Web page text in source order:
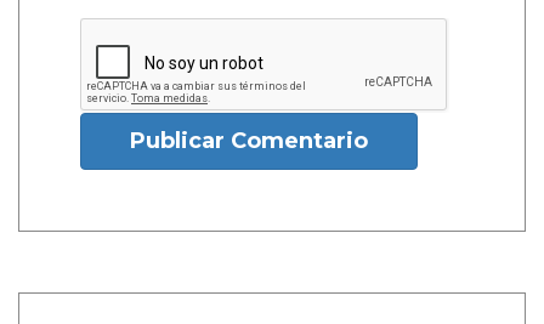
Publicar Comentario